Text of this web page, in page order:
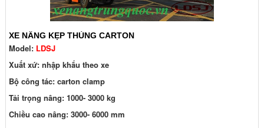
XE NÂNG KẸP THÙNG CARTON
Model: LDSJ
Xuất xứ: nhập khẩu theo xe
Bộ công tác: carton clamp
Tải trọng nâng: 1000- 3000 kg
Chiều cao nâng: 3000- 6000 mm